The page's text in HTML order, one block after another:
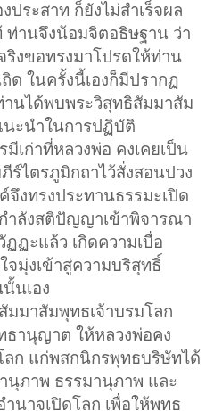
ประสาท ก็ยังไม่สำเร็จผล
ท่านจึงน้อมจิตอธิษฐาน ว่า
งขอทรงมาโปรดให้ท่าน
ด ในครั้งนี้เองก็มีปรากฏ
นได้พบพระวิสุทธิสัมมาสัม
นะนำในการปฏิบัติ
เก่าที่หลวงพ่อ คงเคยเป็น
ร์ไตรภูมิกถาไว้สั่งสอนปวง
งทรงประทานธรรมะเปิด
ำลังสติปัญญาเข้าพิจารณา
ฏะแล้ว เกิดความเบื่อ
มุ่งเข้าสู่ความบริสุทธิ์
นเอง
มมาสัมพุทธเจ้าบรมโลก
ธานุญาต ให้หลวงพ่อคง
ลก แก่พสกนิกรพุทธบริษัทได้
นุภาพ ธรรมานุภาพ และ
นาจเปิดโลก เพื่อให้พุทธ